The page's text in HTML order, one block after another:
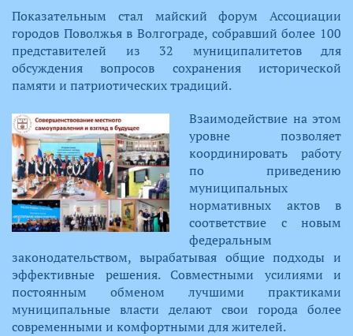
Показательным стал майский форум Ассоциации
городов Поволжья в Волгограде, собравший более 100
представителей из 32 муниципалитетов для
обсуждения вопросов сохранения исторической
памяти и патриотических традиций.
​Взаимодействие на этом
уровне позволяет
координировать работу
по приведению
муниципальных
нормативных актов в
соответствие с новым
федеральным
законодательством, вырабатывая общие подходы и
эффективные решения. Совместными усилиями и
постоянным обменом лучшими практиками
муниципальные власти делают свои города более
современными и комфортными для жителей.​